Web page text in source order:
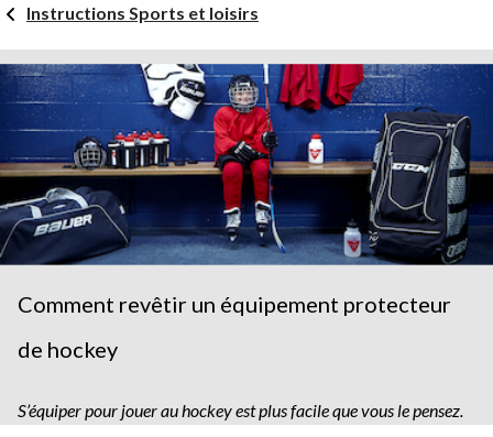
Instructions Sports et loisirs
Comment revêtir un équipement protecteur
de hockey
S’équiper pour jouer au hockey est plus facile que vous le pensez.